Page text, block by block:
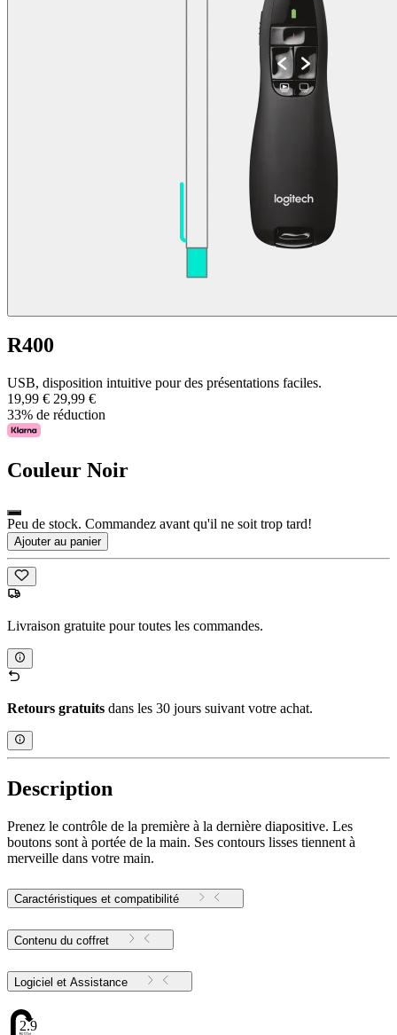
R400
USB, disposition intuitive pour des présentations faciles.
19,99 € 29,99 €
33% de réduction
Couleur Noir
Peu de stock. Commandez avant qu'il ne soit trop tard!
Ajouter au panier
Livraison gratuite pour toutes les commandes.
Retours gratuits dans les 30 jours suivant votre achat.
Description
Prenez le contrôle de la première à la dernière diapositive. Les
boutons sont à portée de la main. Ses contours lisses tiennent à
merveille dans votre main.
Caractéristiques et compatibilité
Contenu du coffret
Logiciel et Assistance
2.91